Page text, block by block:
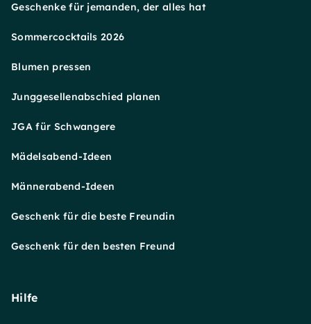
Geschenke für jemanden, der alles hat
Sommercocktails 2026
Blumen pressen
Junggesellenabschied planen
JGA für Schwangere
Mädelsabend-Ideen
Männerabend-Ideen
Geschenk für die beste Freundin
Geschenk für den besten Freund
Hilfe